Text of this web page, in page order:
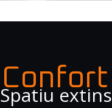
Confort
Spatiu extins